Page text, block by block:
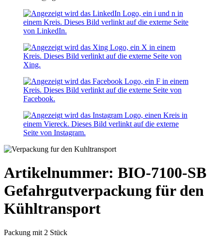
Artikelnummer: BIO-7100-SB
Gefahrgutverpackung für den
Kühltransport
Packung mit 2 Stück